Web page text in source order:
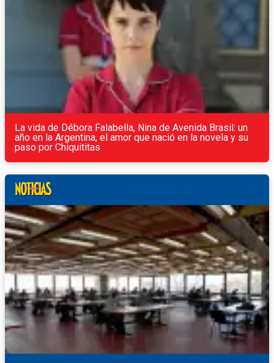
La vida de Débora Falabella, Nina de Avenida Brasil: un
año en la Argentina, el amor que nació en la novela y su
paso por Chiquititas